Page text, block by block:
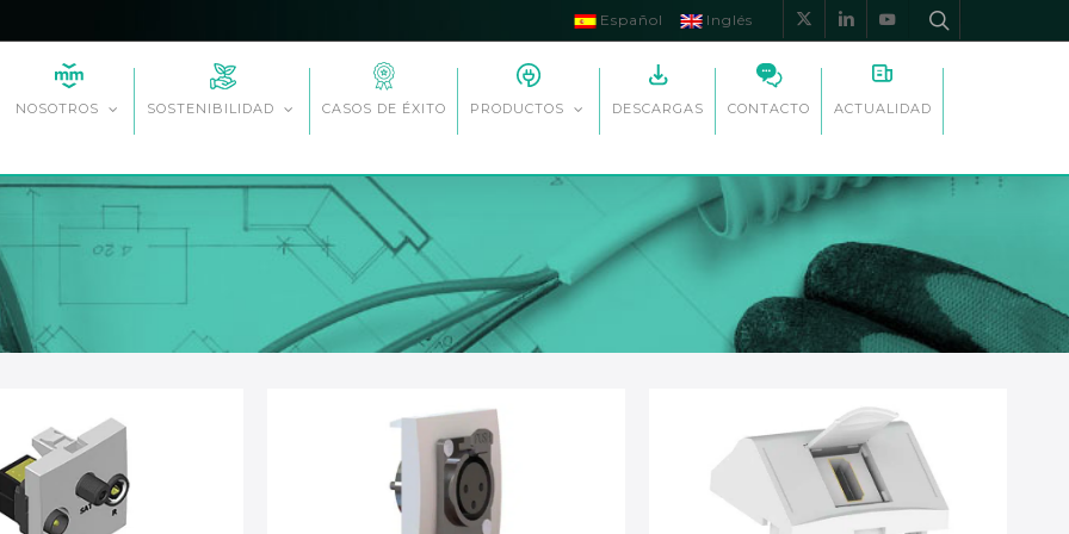
x-
linkedinyoutube
Español Inglés
NOSOTROS SOSTENIBILIDAD CASOS DE ÉXITO PRODUCTOS DESCARGAS CONTACTO ACTUALIDAD